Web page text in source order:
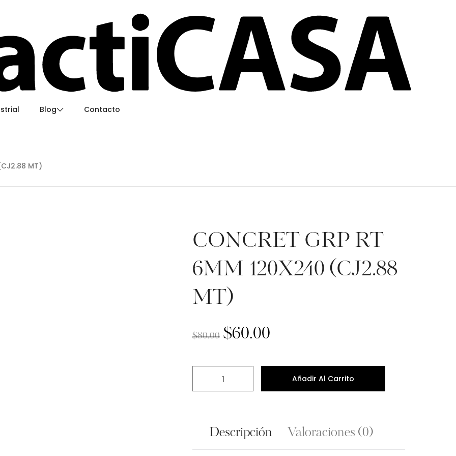
Blog
¿Como instalar piedra sinterizada como un pro?
Eco-fiber
Contacto
MT)
CONCRET GRP RT
6MM 120X240 (CJ2.88
MT)
$80.00 $60.00
Añadir Al Carrito
Descripción Valoraciones (0)